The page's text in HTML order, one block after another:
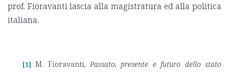
prof. Fioravanti lascia alla magistratura ed alla politica
italiana.
[1] M. Fioravanti, Passato, presente e futuro dello stato